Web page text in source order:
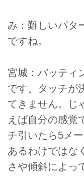
み：難しいパタ
ですね。
宮城：パッティ
です。タッチが
てきません。じ
えば自分の感覚
チ引いたら5メ
あるわけではな
さや傾斜によっ